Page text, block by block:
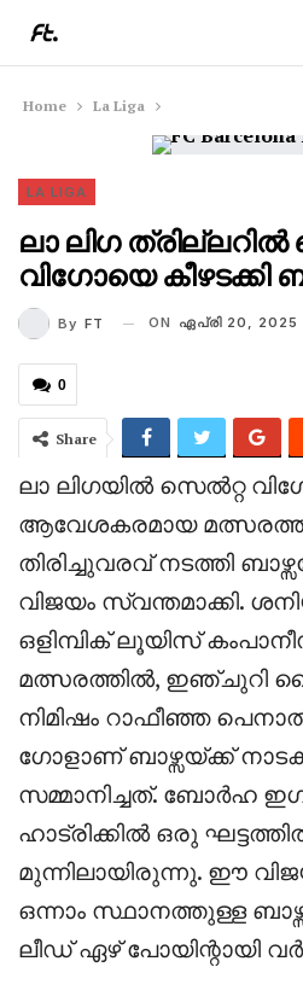
Home La Liga
LA LIGA
ലാ ലിഗ
വിഗോയെ കീഴടക്കി
By FT ON ഏപ്രി 20, 2025
0
Share
ലാ ലിഗയിൽ സെൽറ്റ
ആവേശകരമായ
തിരിച്ചുവരവ് നടത്തി
വിജയം സ്വന്തമാക്കി.
ഒളിമ്പിക് ലൂയിസ്
മത്സരത്തിൽ, ഇഞ്ചുറി
നിമിഷം റാഫീഞ്ഞ
ഗോളാണ് ബാഴ്സയ്ക്ക്
സമ്മാനിച്ചത്. ബോർഹ
ഹാട്രിക്കിൽ ഒരു
മുന്നിലായിരുന്നു. ഈ
ഒന്നാം സ്ഥാനത്തുള്ള
ലീഡ് ഏഴ് പോയിന്റായി